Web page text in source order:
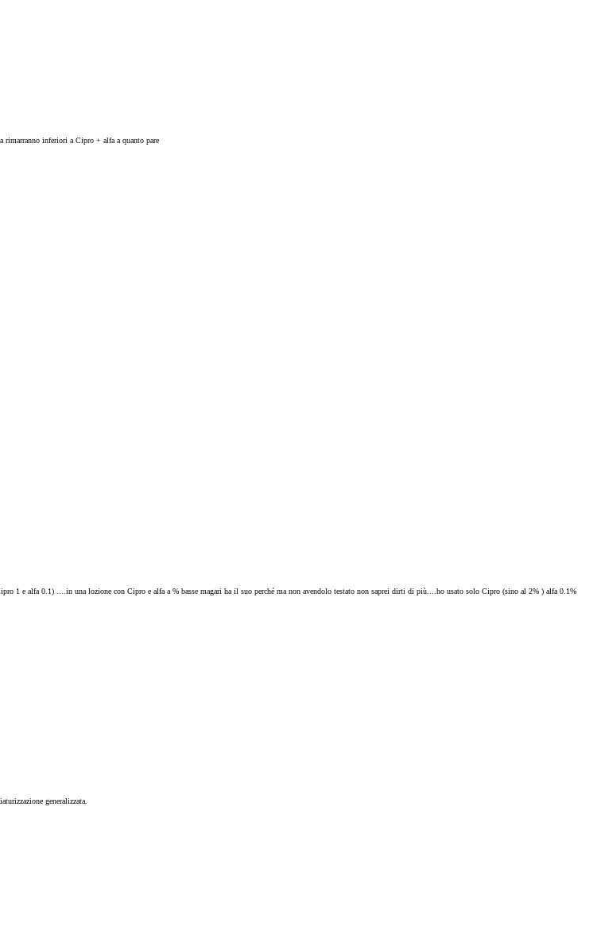
rimarranno inferiori a Cipro + alfa a quanto pare
1 e alfa 0.1) ....in una lozione con Cipro e alfa a % basse magari ha il suo perché ma non avendolo testato non saprei dirti di più....ho usato solo Cipro (sino al 2% ) alfa 0.1%
generalizzata.